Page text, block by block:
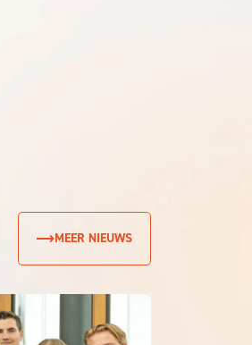
MEER NIEUWS